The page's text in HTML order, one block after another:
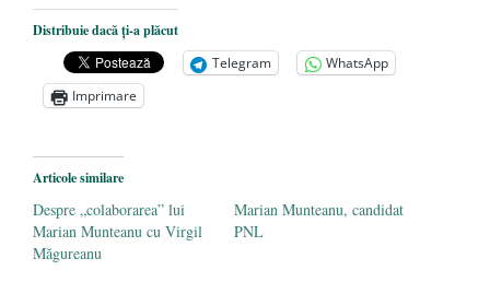
De ce propaganda LGBT nu-și are locul în
unitățile de învățământ
- 17 iunie 2020
Anarhia din SUA e opera stângii radicale
2 iunie 2020
are prea puțin a face cu informarea
mai 2020
Distribuie dacă ți-a plăcut
Telegram
WhatsApp
Imprimare
Articole similare
Despre „colaborarea” lui
Marian Munteanu cu Virgil
Măgureanu
Marian Munteanu, candidat
PNL